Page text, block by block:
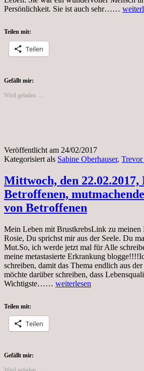
Persönlichkeit. Sie ist auch sehr……
Teilen mit:
Teilen
Gefällt mir:
Wird geladen …
Veröffentlicht am 24/02/2017
Kategorisiert als Sabine Oberhauser, Trevor
Mittwoch, den
Betroffenen,
von Betroffenen
Mein Leben mit BrustkrebsLink zu
Rosie, Du sprichst mir aus der Seele. Du
Mut.So, ich werde jetzt mal für Alle
meine metastasierte Erkrankung
schreiben, damit das Thema endlich aus
möchte darüber schreiben, dass
Wichtigste…… Mittwoch,
weiterlesen
Teilen mit:
Teilen
Gefällt mir: